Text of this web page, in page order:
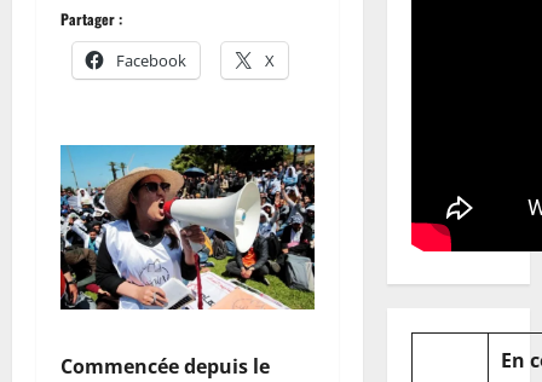
Partager :
Facebook X
Commencée depuis le
En